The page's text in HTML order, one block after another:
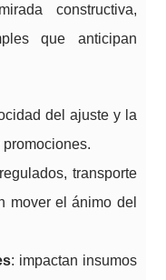
constructiva,
que anticipan
del ajuste y la
transporte
mover el ánimo del
: impactan insumos